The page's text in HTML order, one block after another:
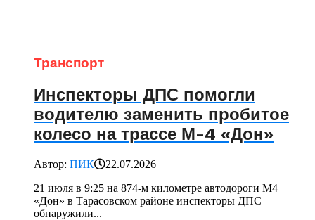
Транспорт
Инспекторы ДПС помогли
водителю заменить пробитое
колесо на трассе М-4 «Дон»
Автор: ПИК
22.07.2026
21 июля в 9:25 на 874-м километре автодороги М4
«Дон» в Тарасовском районе инспекторы ДПС
обнаружили...